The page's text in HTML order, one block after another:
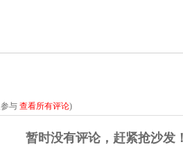
参与 查看所有评论)
暂时没有评论，赶紧抢沙发